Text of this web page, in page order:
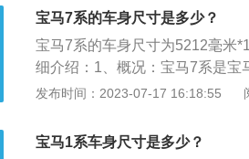
饰整体较为沉稳，精细的做工以
匀严实；空调效果不错，音响一
3、动力：宝马5系搭载新研发的
常需求，部分网友反映浅踩油门
宝马7系的车身尺寸是多少？
宝马7系的车身尺寸为5212毫米
细介绍：1、概况：宝马7系是宝
车，驱动形式为前置后驱。宝马
油耗为9.9-13L/100km。新款宝
机、3.0升涡轮增压直列六缸发
发布时间：2023-07-17 16:18:55
宝马1系车身尺寸是多少？